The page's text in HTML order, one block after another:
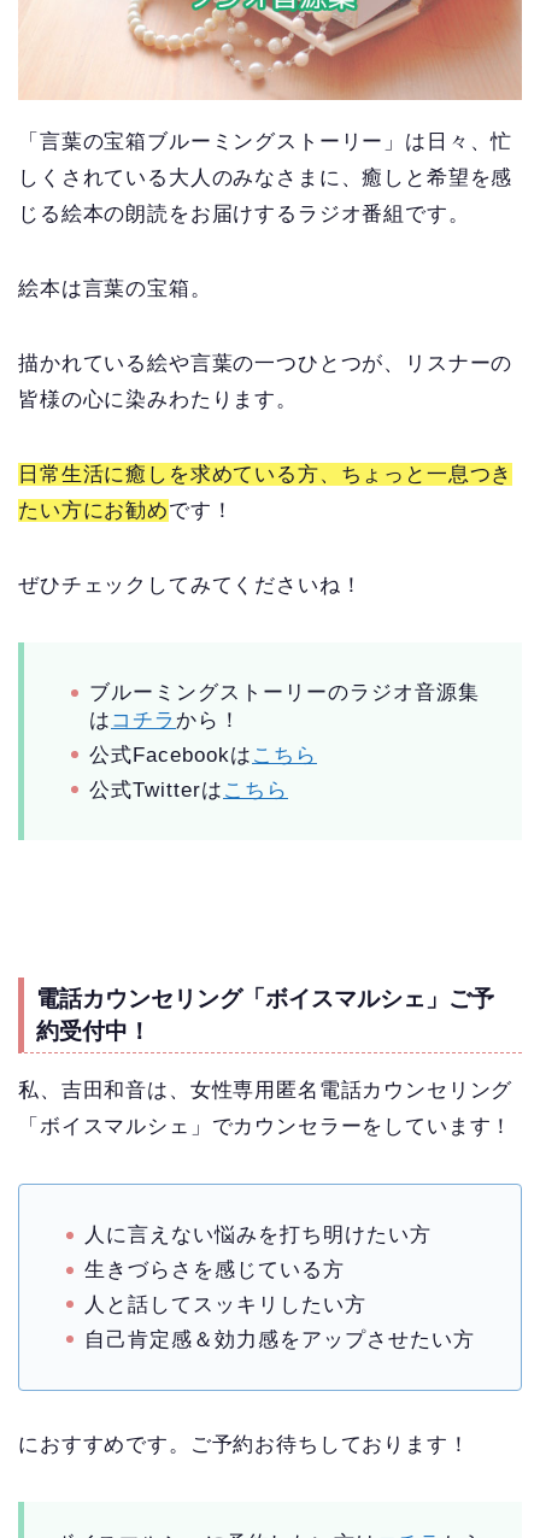
「言葉の宝箱ブルーミングストーリー」は日々、忙
しくされている大人のみなさまに、癒しと希望を感
じる絵本の朗読をお届けするラジオ番組です。
絵本は言葉の宝箱。
描かれている絵や言葉の一つひとつが、リスナーの
皆様の心に染みわたります。
日常生活に癒しを求めている方、ちょっと一息つき
たい方にお勧めです！
ぜひチェックしてみてくださいね！
ブルーミングストーリーのラジオ音源集
は コチラ から！
公式Facebookは こちら
公式Twitterは こちら
電話カウンセリング「ボイスマルシェ」ご予
約受付中！
私、吉田和音は、女性専用匿名電話カウンセリング
「ボイスマルシェ」でカウンセラーをしています！
人に言えない悩みを打ち明けたい方
生きづらさを感じている方
人と話してスッキリしたい方
自己肯定感＆効力感をアップさせたい方
におすすめです。ご予約お待ちしております！